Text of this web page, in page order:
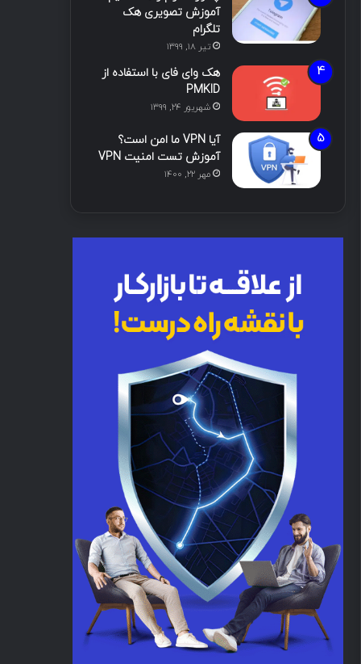
آموزش تصویری هک
تلگرام
تیر ۱۸, ۱۳۹۹
هک وای فای با استفاده از
PMKID
شهریور ۲۴, ۱۳۹۹
آیا VPN ما امن است؟
آموزش تست امنیت VPN
مهر ۲۲, ۱۴۰۰